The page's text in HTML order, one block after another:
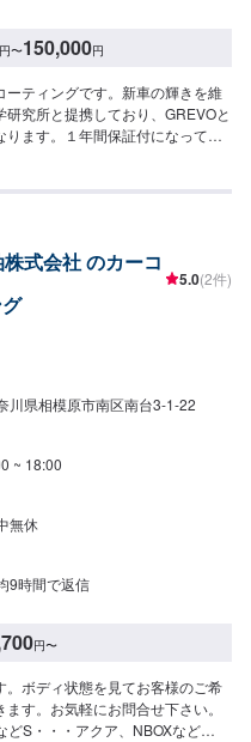
〜150,000円
ティングです。新車の輝きを維
究所と提携しており、GREVOと
ます。１年間保証付になってお
式会社 のカーコ
5.0(2件)
川県相模原市南区南台3-1-22
~ 18:00
無休
9時間で返信
円〜
ボディ状態を見てお客様のご希
す。お気軽にお問合せ下さい。
どS・・・アクア、NBOXなど